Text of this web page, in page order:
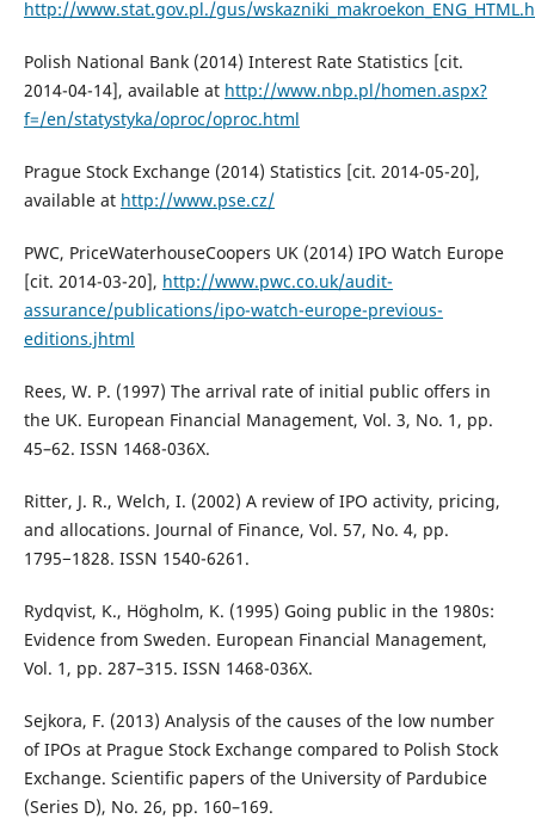
http://www.stat.gov.pl./gus/
Polish National Bank (2014) Interest Rate Statistics [cit.
2014-04-14], available at http://www.nbp.pl/homen.aspx?
f=/en/statystyka/oproc/oproc.html
Prague Stock Exchange (2014) Statistics [cit. 2014-05-20],
available at http://www.pse.cz/
PWC, PriceWaterhouseCoopers UK (2014) IPO Watch Europe
[cit. 2014-03-20], http://www.pwc.co.uk/audit-
assurance/publications/ipo-watch-europe-previous-
editions.jhtml
Rees, W. P. (1997) The arrival rate of initial public offers in
the UK. European Financial Management, Vol. 3, No. 1, pp.
45–62. ISSN 1468-036X.
Ritter, J. R., Welch, I. (2002) A review of IPO activity, pricing,
and allocations. Journal of Finance, Vol. 57, No. 4, pp.
1795−1828. ISSN 1540-6261.
Rydqvist, K., Högholm, K. (1995) Going public in the 1980s:
Evidence from Sweden. European Financial Management,
Vol. 1, pp. 287–315. ISSN 1468-036X.
Sejkora, F. (2013) Analysis of the causes of the low number
of IPOs at Prague Stock Exchange compared to Polish Stock
Exchange. Scientific papers of the University of Pardubice
(Series D), No. 26, pp. 160–169.